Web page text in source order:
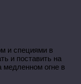
и специями в
и поставить на
медленном огне в